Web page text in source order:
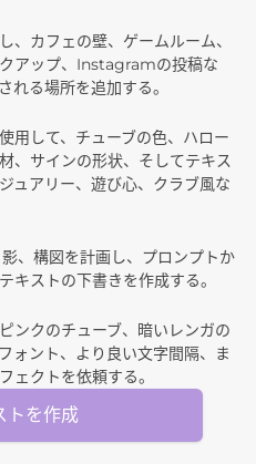
、カフェの壁、ゲームルーム、
アップ、Instagramの投稿な
れる場所を追加する。
用して、チューブの色、ハロー
、サインの形状、そしてテキス
ュアリー、遊び心、クラブ風な
、構図を計画し、プロンプトか
キストの下書きを作成する。
ンクのチューブ、暗いレンガの
ォント、より良い文字間隔、ま
ェクトを依頼する。
トを作成